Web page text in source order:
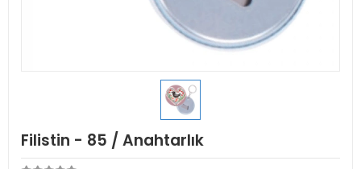
Filistin - 85 / Anahtarlık